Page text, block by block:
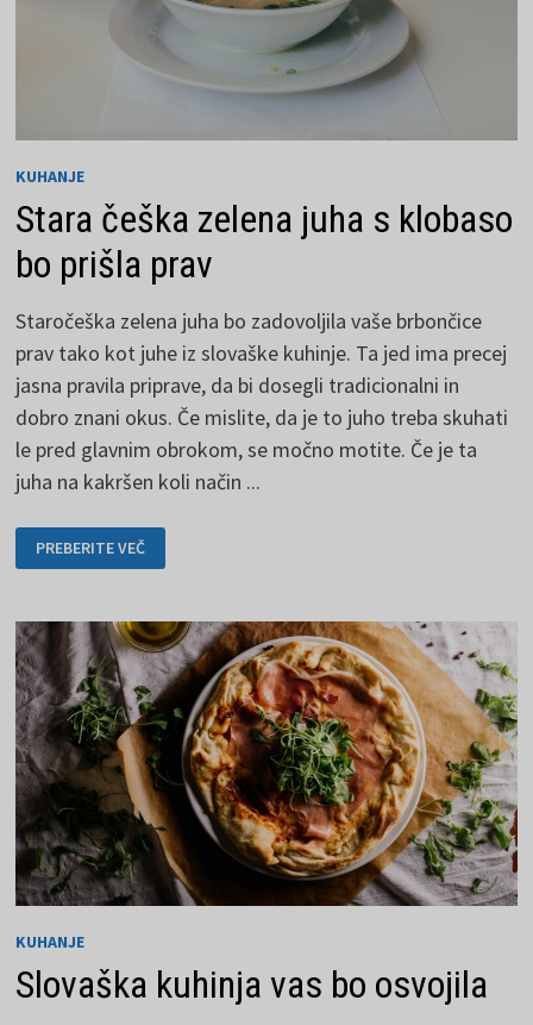
KUHANJE
Stara češka zelena juha s klobaso
bo prišla prav
Staročeška zelena juha bo zadovoljila vaše brbončice
prav tako kot juhe iz slovaške kuhinje. Ta jed ima precej
jasna pravila priprave, da bi dosegli tradicionalni in
dobro znani okus. Če mislite, da je to juho treba skuhati
le pred glavnim obrokom, se močno motite. Če je ta
juha na kakršen koli način ...
ČEŠKA
ZELENA
KLOBASO
BO
PRIŠLA
PRAV
PREBERITE VEČ
KUHANJE
Slovaška kuhinja vas bo osvojila